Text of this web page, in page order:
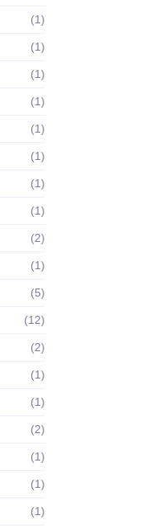
(1)
(1)
(1)
(1)
(1)
(1)
(1)
(1)
(2)
(1)
(5)
(12)
(2)
(1)
(1)
(2)
(1)
(1)
(1)